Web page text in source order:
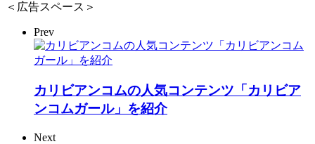
＜広告スペース＞
Prev
カリビアンコムの人気コンテンツ「カリビア
ンコムガール」を紹介
Next